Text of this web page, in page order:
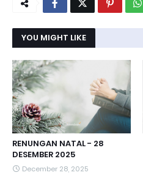
YOU MIGHT LIKE
RENUNGAN NATAL - 28
DESEMBER 2025
December 28, 2025